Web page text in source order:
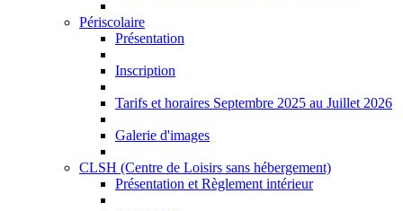
Périscolaire
Présentation
Inscription
Tarifs et horaires Septembre 2025 au Juillet 2026
Galerie d'images
CLSH (Centre de Loisirs sans hébergement)
Présentation et Règlement intérieur